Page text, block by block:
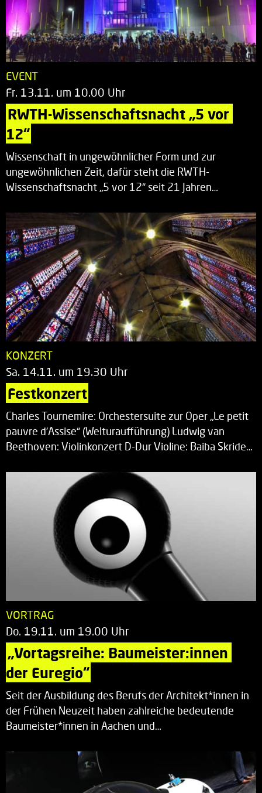
EVENT
Fr. 13.11. um 10.00 Uhr
RWTH-Wissenschaftsnacht „5 vor
12“
Wissenschaft in ungewöhnlicher Form und zur
ungewöhnlichen Zeit, dafür steht die RWTH-
Wissenschaftsnacht „5 vor 12“ seit 21 Jahren…
KONZERT
Sa. 14.11. um 19.30 Uhr
Festkonzert
Charles Tournemire: Orchestersuite zur Oper „Le petit
pauvre d’Assise“ (Welturaufführung) Ludwig van
Beethoven: Violinkonzert D-Dur Violine: Baiba Skride…
VORTRAG
Do. 19.11. um 19.00 Uhr
„Vortagsreihe: Baumeister:innen
der Euregio“
Seit der Ausbildung des Berufs der Architekt*innen in
der Frühen Neuzeit haben zahlreiche bedeutende
Baumeister*innen in Aachen und…